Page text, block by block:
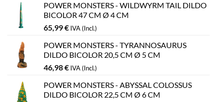
POWER MONSTERS - WILDWYRM TAIL DILDO
BICOLOR 47 CM Ø 4 CM
65,99€ IVA (Incl.)
POWER MONSTERS - TYRANNOSAURUS
DILDO BICOLOR 20,5 CM Ø 5 CM
46,98€ IVA (Incl.)
POWER MONSTERS - ABYSSAL COLOSSUS
DILDO BICOLOR 22,5 CM Ø 6 CM